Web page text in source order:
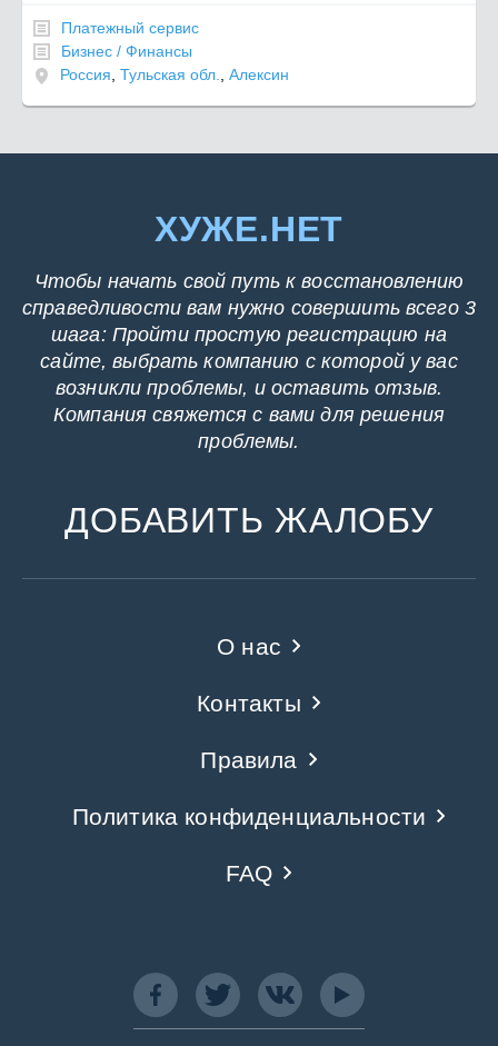
Платежный сервис
Бизнес / Финансы
Россия, Тульская обл., Алексин
ХУЖЕ.НЕТ
Чтобы начать свой путь к восстановлению
справедливости вам нужно совершить всего 3
шага: Пройти простую регистрацию на
сайте, выбрать компанию с которой у вас
возникли проблемы, и оставить отзыв.
Компания свяжется с вами для решения
проблемы.
ДОБАВИТЬ ЖАЛОБУ
О нас
Контакты
Правила
Политика конфиденциальности
FAQ